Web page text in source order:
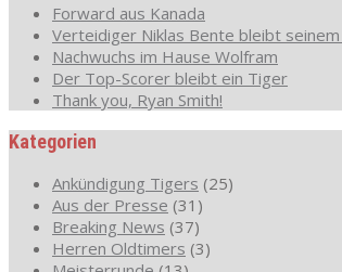
Forward aus Kanada
Verteidiger Niklas Bente bleibt
Nachwuchs im Hause Wolfram
Der Top-Scorer bleibt ein Tiger
Thank you, Ryan Smith!
Kategorien
Ankündigung Tigers (25)
Aus der Presse (31)
Breaking News (37)
Herren Oldtimers (3)